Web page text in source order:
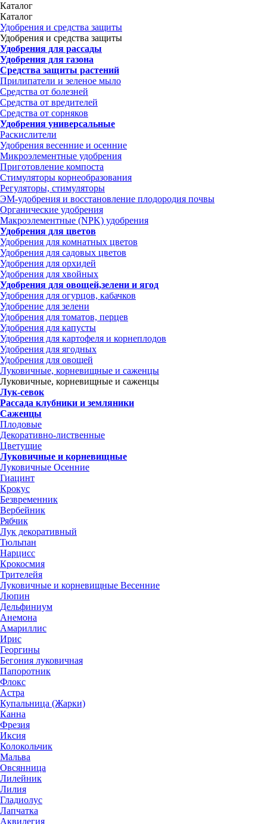
Каталог
Каталог
Удобрения и средства защиты
Удобрения и средства защиты
Удобрения для рассады
Удобрения для газона
Средства защиты растений
Прилипатели и зеленое мыло
Средства от болезней
Средства от вредителей
Средства от сорняков
Удобрения универсальные
Раскислители
Удобрения весенние и осенние
Микроэлементные удобрения
Приготовление компоста
Стимуляторы корнеобразования
Регуляторы, стимуляторы
ЭМ-удобрения и восстановление плодородия почвы
Органические удобрения
Макроэлементные (NPK) удобрения
Удобрения для цветов
Удобрения для комнатных цветов
Удобрения для садовых цветов
Удобрения для орхидей
Удобрения для хвойных
Удобрения для овощей,зелени и ягод
Удобрения для огурцов, кабачков
Удобрение для зелени
Удобрения для томатов, перцев
Удобрения для капусты
Удобрения для картофеля и корнеплодов
Удобрения для ягодных
Удобрения для овощей
Луковичные, корневищные и саженцы
Луковичные, корневищные и саженцы
Лук-севок
Рассада клубники и земляники
Саженцы
Плодовые
Декоративно-лиственные
Цветущие
Луковичные и корневищные
Луковичные Осенние
Гиацинт
Крокус
Безвременник
Вербейник
Рябчик
Лук декоративный
Тюльпан
Нарцисс
Крокосмия
Трителейя
Луковичные и корневищные Весенние
Люпин
Дельфиниум
Анемона
Амариллис
Ирис
Георгины
Бегония луковичная
Папоротник
Флокс
Астра
Купальница (Жарки)
Канна
Фрезия
Иксия
Колокольчик
Мальва
Овсянница
Лилейник
Лилия
Гладиолус
Лапчатка
Аквилегия